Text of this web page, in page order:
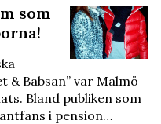
som
& Babsan” var Malmö
Bland publiken som
i pension…